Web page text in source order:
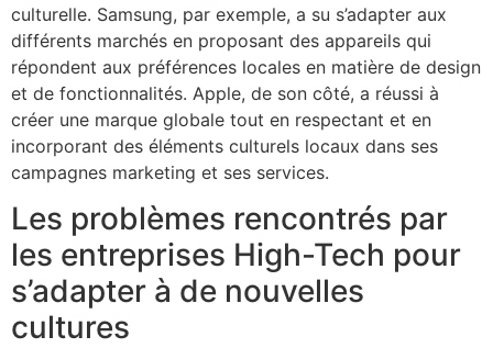
culturelle. Samsung, par exemple, a su s’adapter aux
différents marchés en proposant des appareils qui
répondent aux préférences locales en matière de design
et de fonctionnalités. Apple, de son côté, a réussi à
créer une marque globale tout en respectant et en
incorporant des éléments culturels locaux dans ses
campagnes marketing et ses services.
Les problèmes rencontrés par
les entreprises High-Tech pour
s’adapter à de nouvelles
cultures